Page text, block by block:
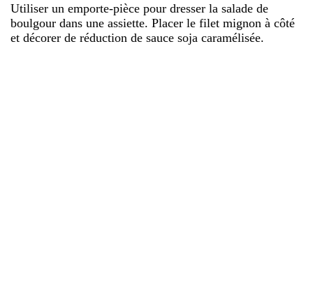
Utiliser un emporte-pièce pour dresser la salade de
boulgour dans une assiette. Placer le filet mignon à côté
et décorer de réduction de sauce soja caramélisée.